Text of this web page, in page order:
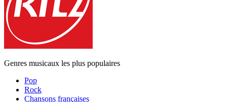
Genres musicaux les plus populaires
Pop
Rock
Chansons françaises